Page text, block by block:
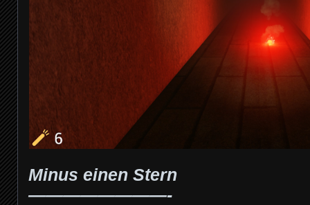
Minus einen Stern
————————-